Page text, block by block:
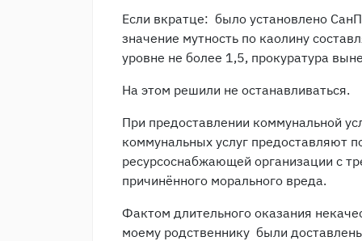
Если вкратце: было установлено
значение мутность по каолину
уровне не более 1,5, прокуратура
На этом решили не останавливаться.
При предоставлении коммунальной
коммунальных услуг предоставляют
ресурсоснабжающей организации с
причинённого морального вреда.
Фактом длительного оказания
моему родственнику были